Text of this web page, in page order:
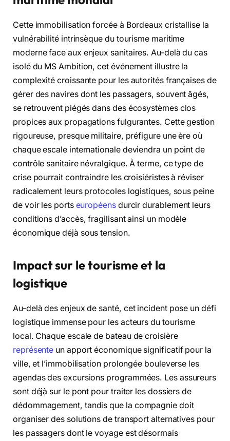
Cette immobilisation forcée à Bordeaux cristallise la
vulnérabilité intrinsèque du tourisme maritime
moderne face aux enjeux sanitaires. Au-delà du cas
isolé du MS Ambition, cet événement illustre la
complexité croissante pour les autorités françaises de
gérer des navires dont les passagers, souvent âgés,
se retrouvent piégés dans des écosystèmes clos
propices aux propagations fulgurantes. Cette gestion
rigoureuse, presque militaire, préfigure une ère où
chaque escale internationale deviendra un point de
contrôle sanitaire névralgique. À terme, ce type de
crise pourrait contraindre les croisiéristes à réviser
radicalement leurs protocoles logistiques, sous peine
de voir les ports européensdurcir durablement leurs
conditions d’accès, fragilisant ainsi un modèle
économique déjà sous tension.
Impact sur le tourisme et la
logistique
Au-delà des enjeux de santé, cet incident pose un défi
logistique immense pour les acteurs du tourisme
local. Chaque escale de bateau de croisière
représente un apport économique significatif pour la
ville, et l’immobilisation prolongée bouleverse les
agendas des excursions programmées. Les assureurs
sont déjà sur le pont pour traiter les dossiers de
dédommagement, tandis que la compagnie doit
organiser des solutions de transport alternatives pour
les passagers dont le voyage est désormais